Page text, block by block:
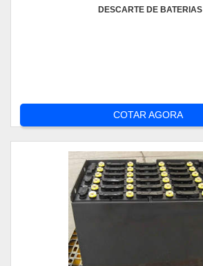
DESCARTE DE BATERIAS
COTAR AGORA